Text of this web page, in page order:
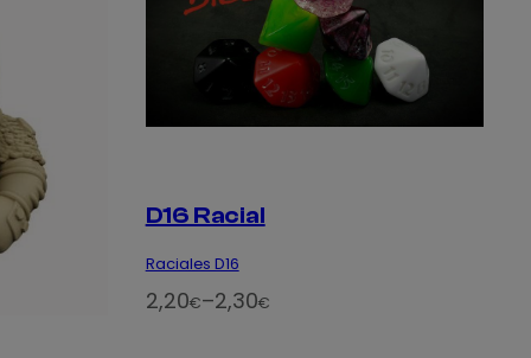
D16 Racial
Raciales D16
2,20€–2,30€
R